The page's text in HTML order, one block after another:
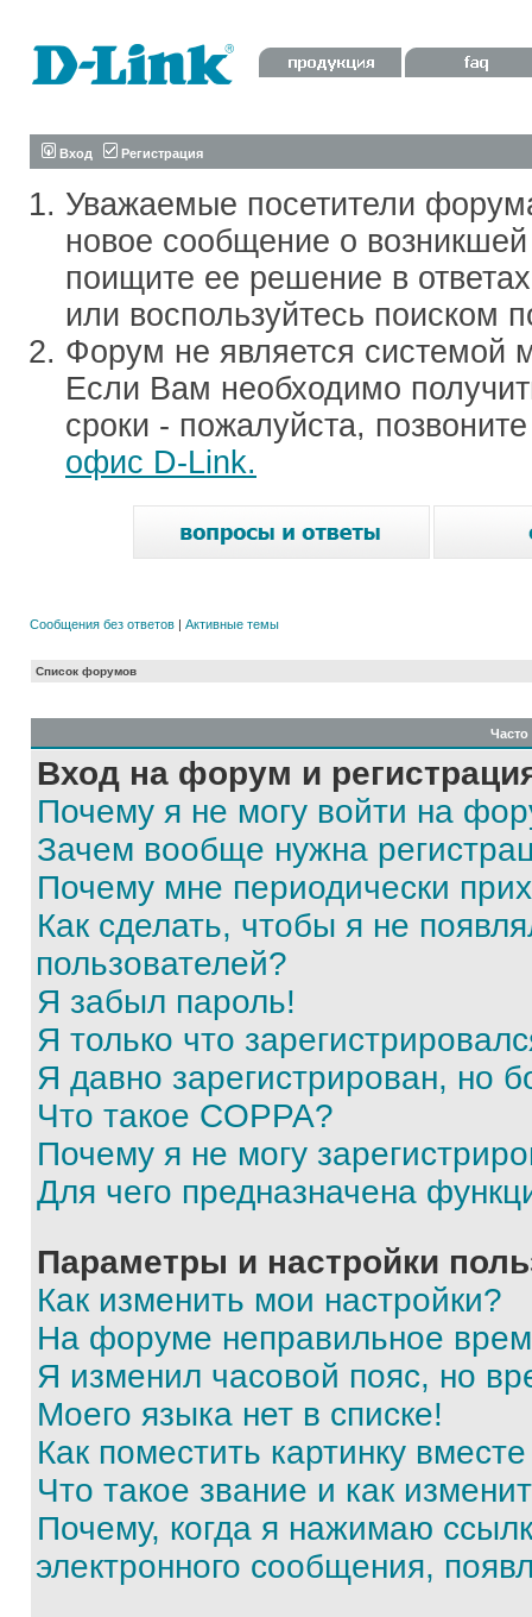
Вход Регистрация
Уважаемые посетители
новое сообщение о
поищите ее решение в
или воспользуйтесь поиском
Форум не является системой
Если Вам необходимо
сроки - пожалуйста,
офис D-Link.
Сообщения без ответов | Активные темы
Список форумов
Вход на форум и
Почему я не могу войти на
Зачем вообще нужна
Почему мне периодически
Как сделать, чтобы я не
пользователей?
Я забыл пароль!
Я только что
Я давно зарегистрирован, но
Что такое COPPA?
Почему я не могу
Для чего предназначена
Параметры и настройки
Как изменить мои настройки?
На форуме неправильное
Я изменил часовой пояс, но
Моего языка нет в списке!
Как поместить картинку
Что такое звание и как
Почему, когда я нажимаю
электронного сообщения,